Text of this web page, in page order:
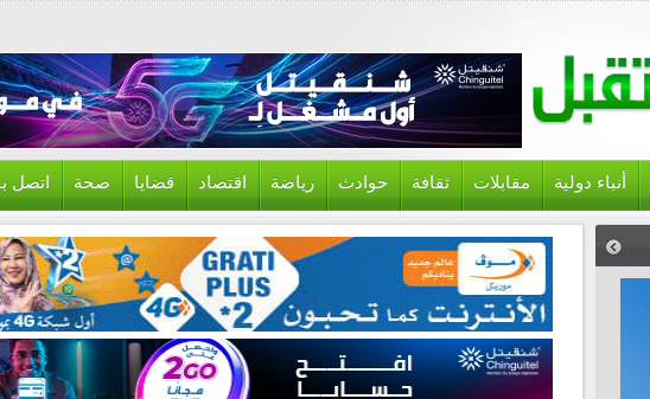
أنباء دولية مقابلات ثقافة حوادث رياضة اقتصاد قضايا صحة اتصل